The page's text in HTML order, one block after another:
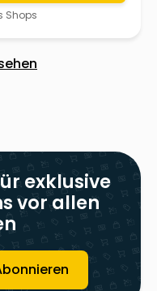
Shops
exklusive
vor allen